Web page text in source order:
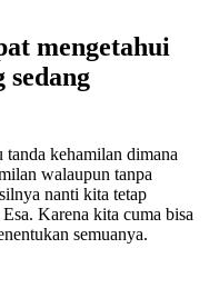
mengetahui
sedang
kehamilan dimana
walaupun tanpa
nanti kita tetap
Karena kita cuma bisa
semuanya.